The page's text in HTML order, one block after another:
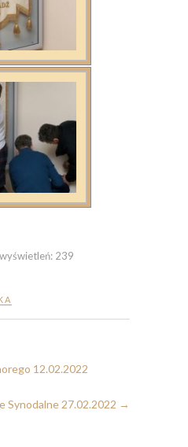
239
12.02.2022
Synodalne 27.02.2022 →